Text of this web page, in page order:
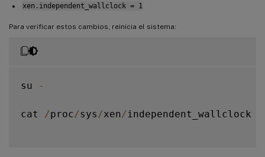
xen.independent_wallclock = 1
Para verificar estos cambios, reinicia el sistema:
su -
cat /proc/sys /xen/ independent_wallclock